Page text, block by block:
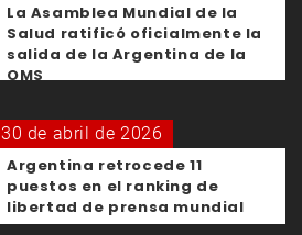
La Asamblea Mundial de la
Salud ratificó oficialmente la
salida de la Argentina de la
OMS
30 de abril de 2026
Argentina retrocede 11
puestos en el ranking de
libertad de prensa mundial